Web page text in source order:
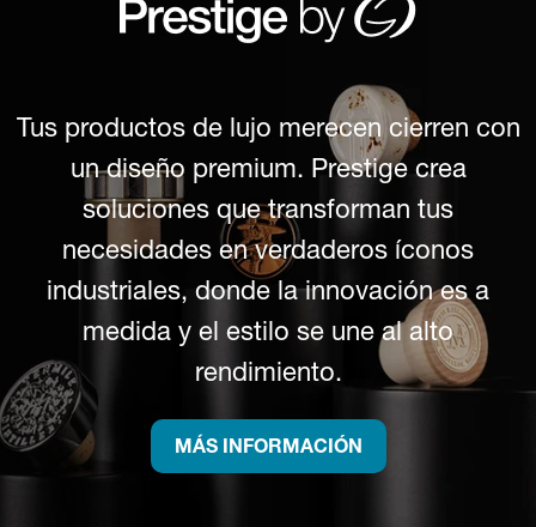
Tus productos de lujo merecen cierren con
un diseño premium. Prestige crea
soluciones que transforman tus
necesidades en verdaderos íconos
industriales, donde la innovación es a
medida y el estilo se une al alto
rendimiento.
MÁS INFORMACIÓN